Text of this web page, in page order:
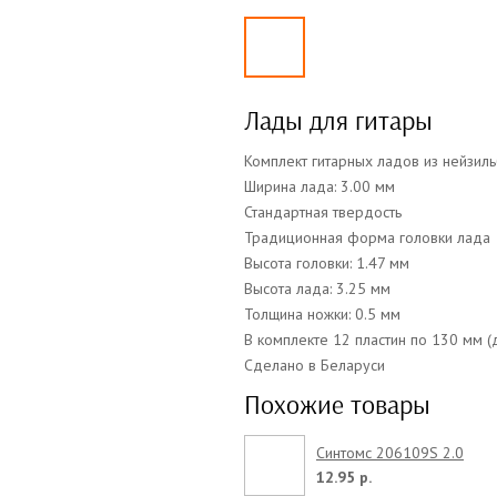
Лады для гитары
Комплект гитарных ладов из
Ширина лада: 3.00 мм
Стандартная твердость
Традиционная форма головки лада
Высота головки: 1.47 мм
Высота лада: 3.25 мм
Толщина ножки: 0.5 мм
В комплекте 12 пластин по 130 мм
Сделано в Беларуси
Похожие товары
Синтомс 206109S 2.0
12.95 р.